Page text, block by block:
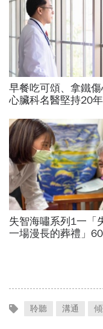
早餐吃可頌、拿鐵傷
心臟科名醫堅持20
喝咖啡前先喝「這1
護心
失智海嘯系列1一「
一場漫長的葬禮」
聆聽 溝通